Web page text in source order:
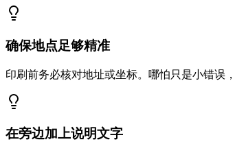
确保地点足够精准
印刷前务必核对地址或坐标。哪怕只是小错误
在旁边加上说明文字